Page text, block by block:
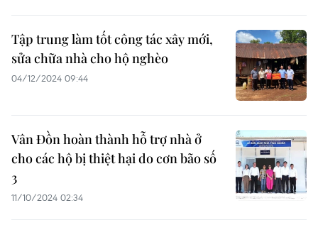
Tập trung làm tốt công tác xây mới,
sửa chữa nhà cho hộ nghèo
04/12/2024 09:44
Vân Đồn hoàn thành hỗ trợ nhà ở
cho các hộ bị thiệt hại do cơn bão số
3
11/10/2024 02:34